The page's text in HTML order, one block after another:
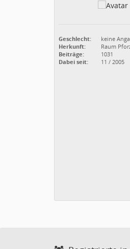
Geschlecht:
keine
Herkunft:
Raum
Beiträge:
1031
Dabei seit:
11 / 2005